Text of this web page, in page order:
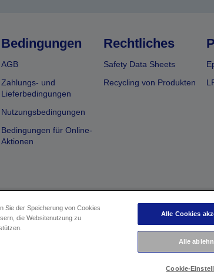
Bedingungen
AGB
Zahlungs- und
Lieferbedingungen
Nutzungsbedingungen
Bedingungen für Online-
Aktionen
Rechtliches
Safety Data Sheets
Recycling von Produkten
Sie der Speicherung von Cookies
die Websitenutzung zu
Alle Cookies
Alle
Cookie-